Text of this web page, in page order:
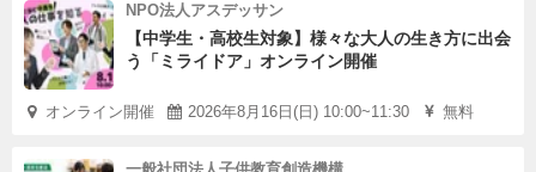
NPO法人アスデッサン
【中学生・高校生対象】様々な大人の生き方に出会
う「ミライドア」オンライン開催
オンライン開催 2026年8月16日(日) 10:00~11:30 無料